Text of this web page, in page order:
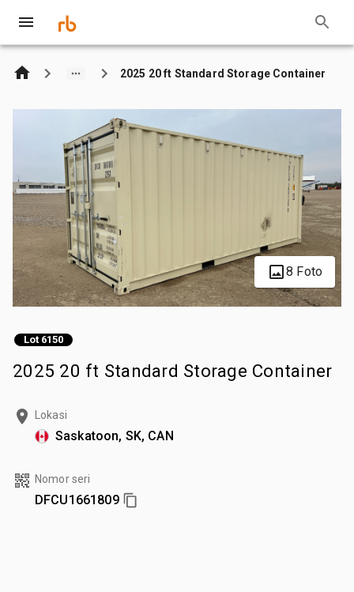
2025 20 ft Standard Storage Container
8 Foto
Lot 6150
2025 20 ft Standard Storage Container
Lokasi
Saskatoon, SK, CAN
Nomor seri
DFCU1661809